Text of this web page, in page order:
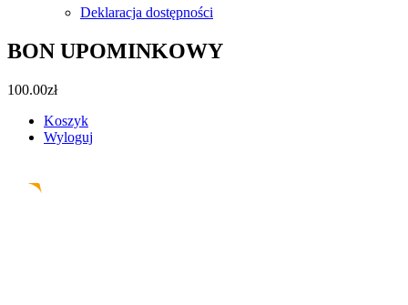
Deklaracja dostępności
BON UPOMINKOWY
100.00zł
Koszyk
Wyloguj